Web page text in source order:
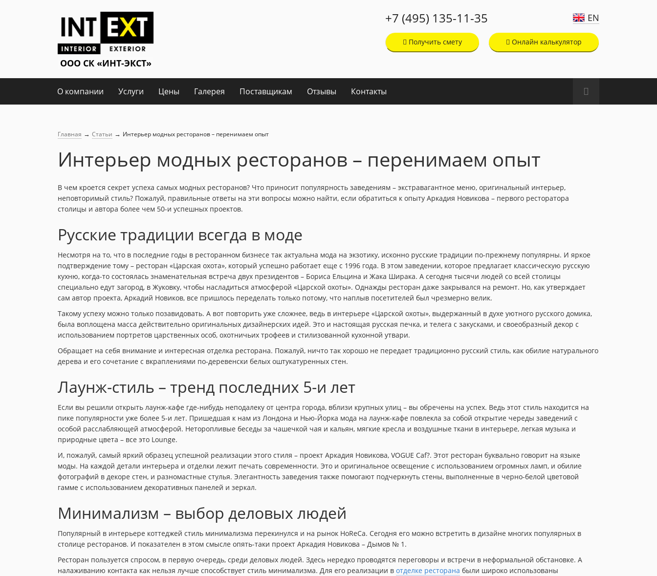
+7 (495) 135-11-35 EN
Онлайн калькулятор
Получить смету
О компании Услуги Цены Галерея Поставщикам Отзывы Контакты
Главная → Статьи → Интерьер модных ресторанов – перенимаем опыт
Интерьер модных ресторанов – перенимаем опыт
В чем кроется секрет успеха самых модных ресторанов? Что приносит популярность заведениям – экстравагантное меню, оригинальный интерьер,
неповторимый стиль? Пожалуй, правильные ответы на эти вопросы можно найти, если обратиться к опыту Аркадия Новикова – первого ресторатора
столицы и автора более чем 50-и успешных проектов.
Русские традиции всегда в моде
Несмотря на то, что в последние годы в ресторанном бизнесе так актуальна мода на экзотику, исконно русские традиции по-прежнему популярны. И яркое
подтверждение тому – ресторан «Царская охота», который успешно работает еще с 1996 года. В этом заведении, которое предлагает классическую русскую
кухню, когда-то состоялась знаменательная встреча двух президентов – Бориса Ельцина и Жака Ширака. А сегодня тысячи людей со всей столицы
специально едут загород, в Жуковку, чтобы насладиться атмосферой «Царской охоты». Однажды ресторан даже закрывался на ремонт. Но, как утверждает
сам автор проекта, Аркадий Новиков, все пришлось переделать только потому, что наплыв посетителей был чрезмерно велик.
Такому успеху можно только позавидовать. А вот повторить уже сложнее, ведь в интерьере «Царской охоты», выдержанный в духе уютного русского домика,
была воплощена масса действительно оригинальных дизайнерских идей. Это и настоящая русская печка, и телега с закусками, и своеобразный декор с
использованием портретов царственных особ, охотничьих трофеев и стилизованной кухонной утвари.
Обращает на себя внимание и интересная отделка ресторана. Пожалуй, ничто так хорошо не передает традиционно русский стиль, как обилие натурального
дерева и его сочетание с вкраплениями по-деревенски белых оштукатуренных стен.
Лаунж-стиль – тренд последних 5-и лет
Если вы решили открыть лаунж-кафе где-нибудь неподалеку от центра города, вблизи крупных улиц – вы обречены на успех. Ведь этот стиль находится на
пике популярности уже более 5-и лет. Пришедшая к нам из Лондона и Нью-Йорка мода на лаунж-кафе повлекла за собой открытие череды заведений с
особой расслабляющей атмосферой. Неторопливые беседы за чашечкой чая и кальян, мягкие кресла и воздушные ткани в интерьере, легкая музыка и
природные цвета – все это Lounge.
И, пожалуй, самый яркий образец успешной реализации этого стиля – проект Аркадия Новикова, VOGUE Caf?. Этот ресторан буквально говорит на языке
моды. На каждой детали интерьера и отделки лежит печать современности. Это и оригинальное освещение с использованием огромных ламп, и обилие
фотографий в декоре стен, и разномастные стулья. Элегантность заведения также помогают подчеркнуть стены, выполненные в черно-белой цветовой
гамме с использованием декоративных панелей и зеркал.
Минимализм – выбор деловых людей
Популярный в интерьере коттеджей стиль минимализма перекинулся и на рынок HoReCa. Сегодня его можно встретить в дизайне многих популярных в
столице ресторанов. И показателен в этом смысле опять-таки проект Аркадия Новикова – Дымов № 1.
Ресторан пользуется спросом, в первую очередь, среди деловых людей. Здесь нередко проводятся переговоры и встречи в неформальной обстановке. А
налаживанию контакта как нельзя лучше способствует стиль минимализма. Для его реализации в отделке ресторана были широко использованы